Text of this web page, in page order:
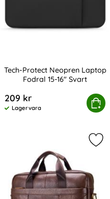
Tech-Protect Neopren Laptop
Fodral 15-16" Svart
209 kr
Tillgänglighet:
Lagervara
Köp
Protect Neopren